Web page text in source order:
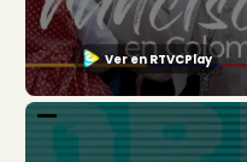
Ver en RTVCPlay